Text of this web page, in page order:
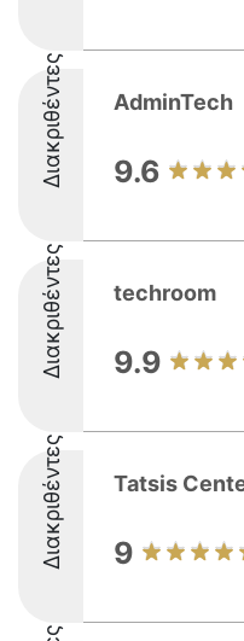
Διακριθέντες AdminTech
9.6
Διακριθέντες techroom
9.9
Διακριθέντες Tatsis
9